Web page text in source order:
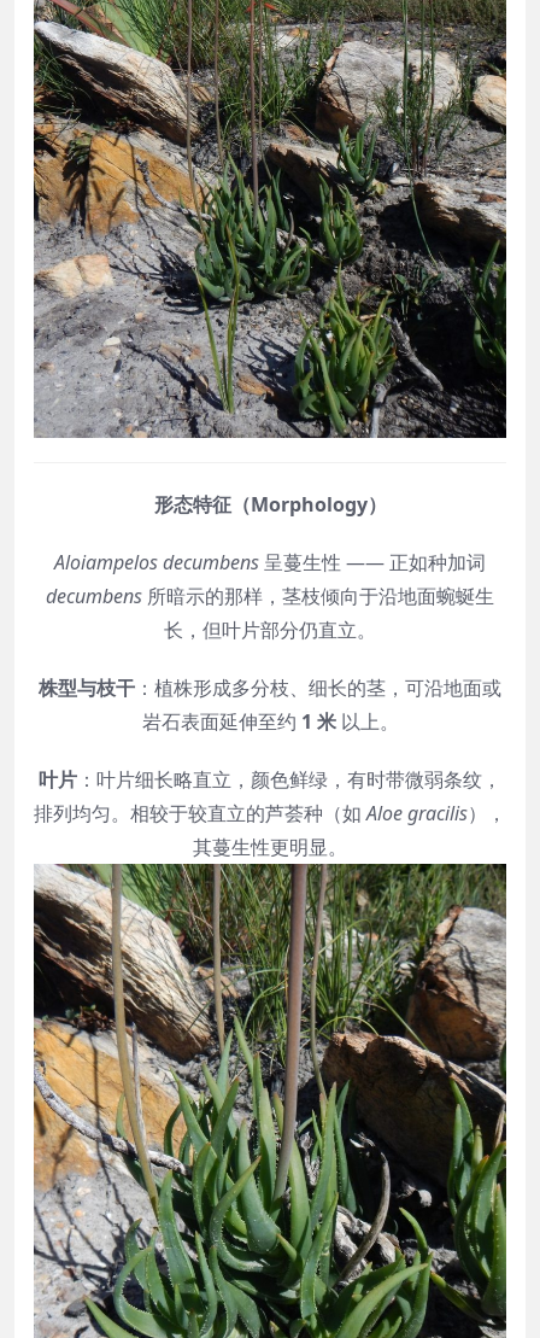
形态特征（Morphology）
Aloiampelos decumbens呈蔓生性 —— 正如种加词
decumbens 所暗示的那样，茎枝倾向于沿地面蜿蜒生
长，但叶片部分仍直立。
株型与枝干 ：植株形成多分枝、细长的茎，可沿地面或
岩石表面延伸至约 1 米以上。
叶片 ：叶片细长略直立，颜色鲜绿，有时带微弱条纹，
排列均匀。相较于较直立的芦荟种（如Aloe gracilis），
其蔓生性更明显。